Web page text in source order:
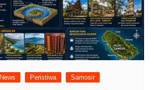
News Peristiwa Samosir